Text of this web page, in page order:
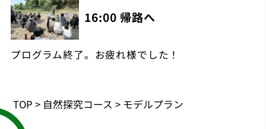
16:00 帰路へ
プログラム終了。お疲れ様でした！
TOP > 自然探究コース > モデルプラン